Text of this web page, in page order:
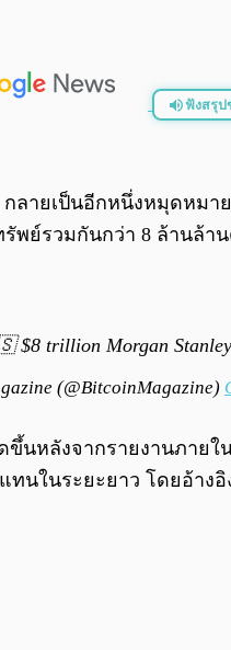
ฟังสรุป
กลายเป็นอีกหนึ่งหมุดหม
พย์รวมกันกว่า 8 ล้านล้า
trillion Morgan
(@BitcoinMagazine)
ขึ้นหลังจากรายงานภายใ
ทนในระยะยาว โดยอ้าง